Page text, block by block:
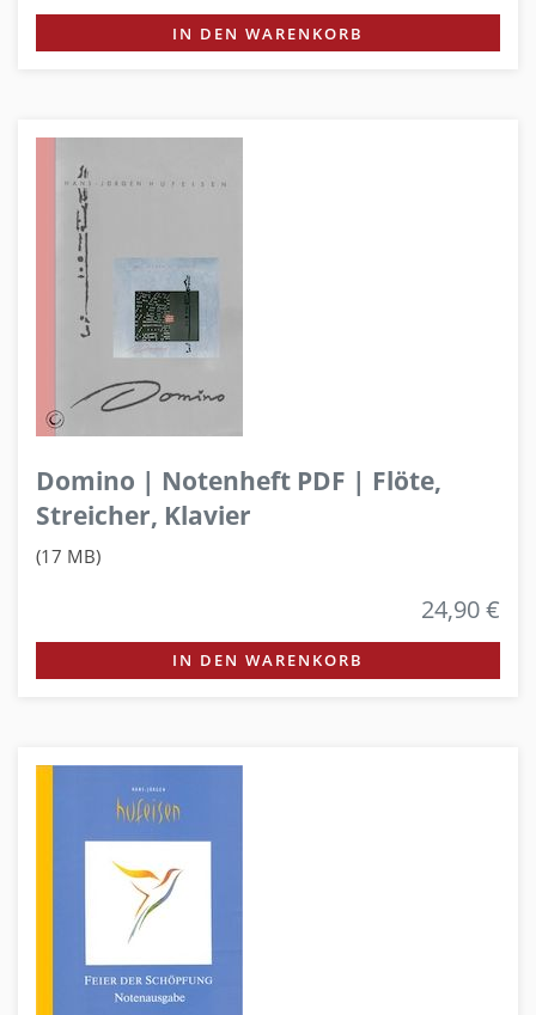
IN DEN WARENKORB
Domino | Notenheft PDF | Flöte,
Streicher, Klavier
(17 MB)
24,90 €
IN DEN WARENKORB